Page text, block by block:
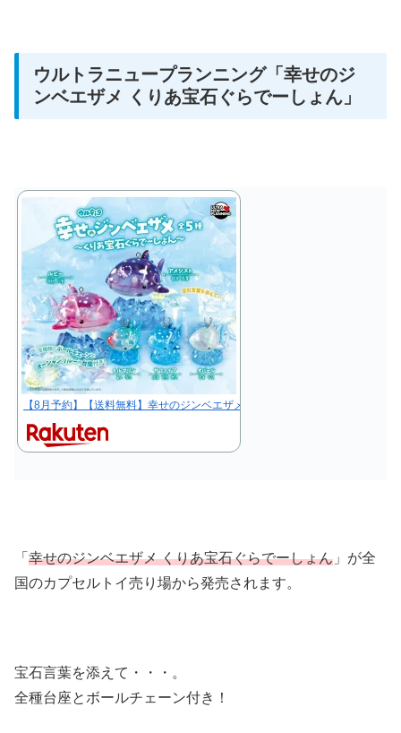
ウルトラニュープランニング「幸せのジ
ンベエザメ くりあ宝石ぐらでーしょん」
【8月予約】【送料無料】幸せのジンベエザメ くりあ宝石ぐらでーしょん 全5
「 幸せのジンベエザメ くりあ宝石ぐらでーしょん 」が全
国のカプセルトイ売り場から発売されます。
宝石言葉を添えて・・・。
全種台座とボールチェーン付き！